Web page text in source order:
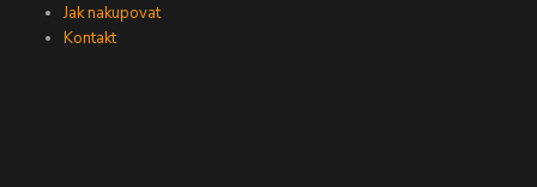
Jak nakupovat
Kontakt